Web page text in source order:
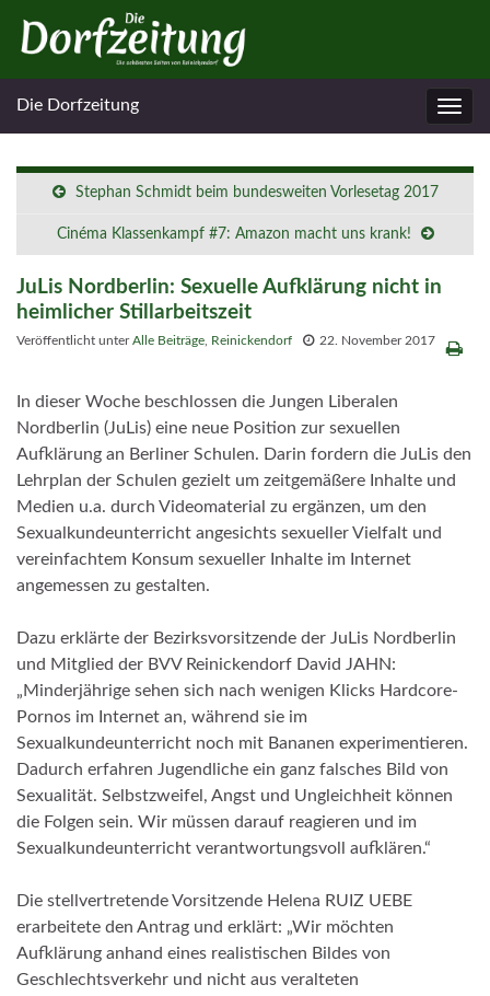
Die Dorfzeitung
Stephan Schmidt beim bundesweiten Vorlesetag 2017
Cinéma Klassenkampf #7: Amazon macht uns krank!
JuLis Nordberlin: Sexuelle Aufklärung nicht in
heimlicher Stillarbeitszeit
Veröffentlicht unterAlle Beiträge Reinickendorf 22. November 2017
In dieser Woche beschlossen die Jungen Liberalen
Nordberlin (JuLis) eine neue Position zur sexuellen
Aufklärung an Berliner Schulen. Darin fordern die JuLis den
Lehrplan der Schulen gezielt um zeitgemäßere Inhalte und
Medien u.a. durch Videomaterial zu ergänzen, um den
Sexualkundeunterricht angesichts sexueller Vielfalt und
vereinfachtem Konsum sexueller Inhalte im Internet
angemessen zu gestalten.
Dazu erklärte der Bezirksvorsitzende der JuLis Nordberlin
und Mitglied der BVV Reinickendorf David JAHN:
„Minderjährige sehen sich nach wenigen Klicks Hardcore-
Pornos im Internet an, während sie im
Sexualkundeunterricht noch mit Bananen experimentieren.
Dadurch erfahren Jugendliche ein ganz falsches Bild von
Sexualität. Selbstzweifel, Angst und Ungleichheit können
die Folgen sein. Wir müssen darauf reagieren und im
Sexualkundeunterricht verantwortungsvoll aufklären.“
Die stellvertretende Vorsitzende Helena RUIZ UEBE
erarbeitete den Antrag und erklärt: „Wir möchten
Aufklärung anhand eines realistischen Bildes von
Geschlechtsverkehr und nicht aus veralteten